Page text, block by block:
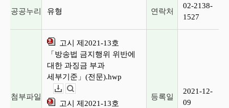
공공누리 유형 연락처
02-2138-
1527
첨부파일
고시 제2021-13호
「방송법 금지행위 위반에
대한 과징금 부과
세부기준」(전문).hwp
고시 제2021-13호
등록일
2021-12-
09